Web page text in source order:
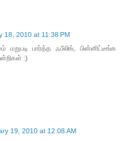
18, 2010 at 11:38 PM
மறுபடி பார்த்த ஃபீலிங், பின்னிட்டீங்க
:)
19, 2010 at 12:08 AM